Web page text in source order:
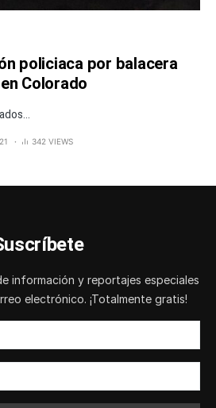
policiaca por balacera
Colorado
342 VIEWS
información y reportajes especiales
electrónico. ¡Totalmente gratis!